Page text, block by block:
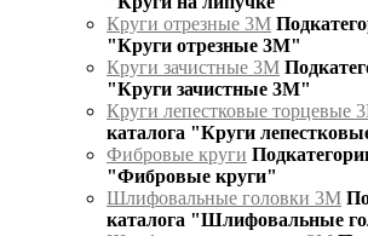
Круги отрезные 3М
"Круги отрезные 3М"
Круги зачистные 3М
"Круги зачистные 3М"
Круги лепестковые торцевые
каталога "Круги
Фибровые круги
"Фибровые круги"
Шлифовальные головки 3М
каталога "Шлифовальные